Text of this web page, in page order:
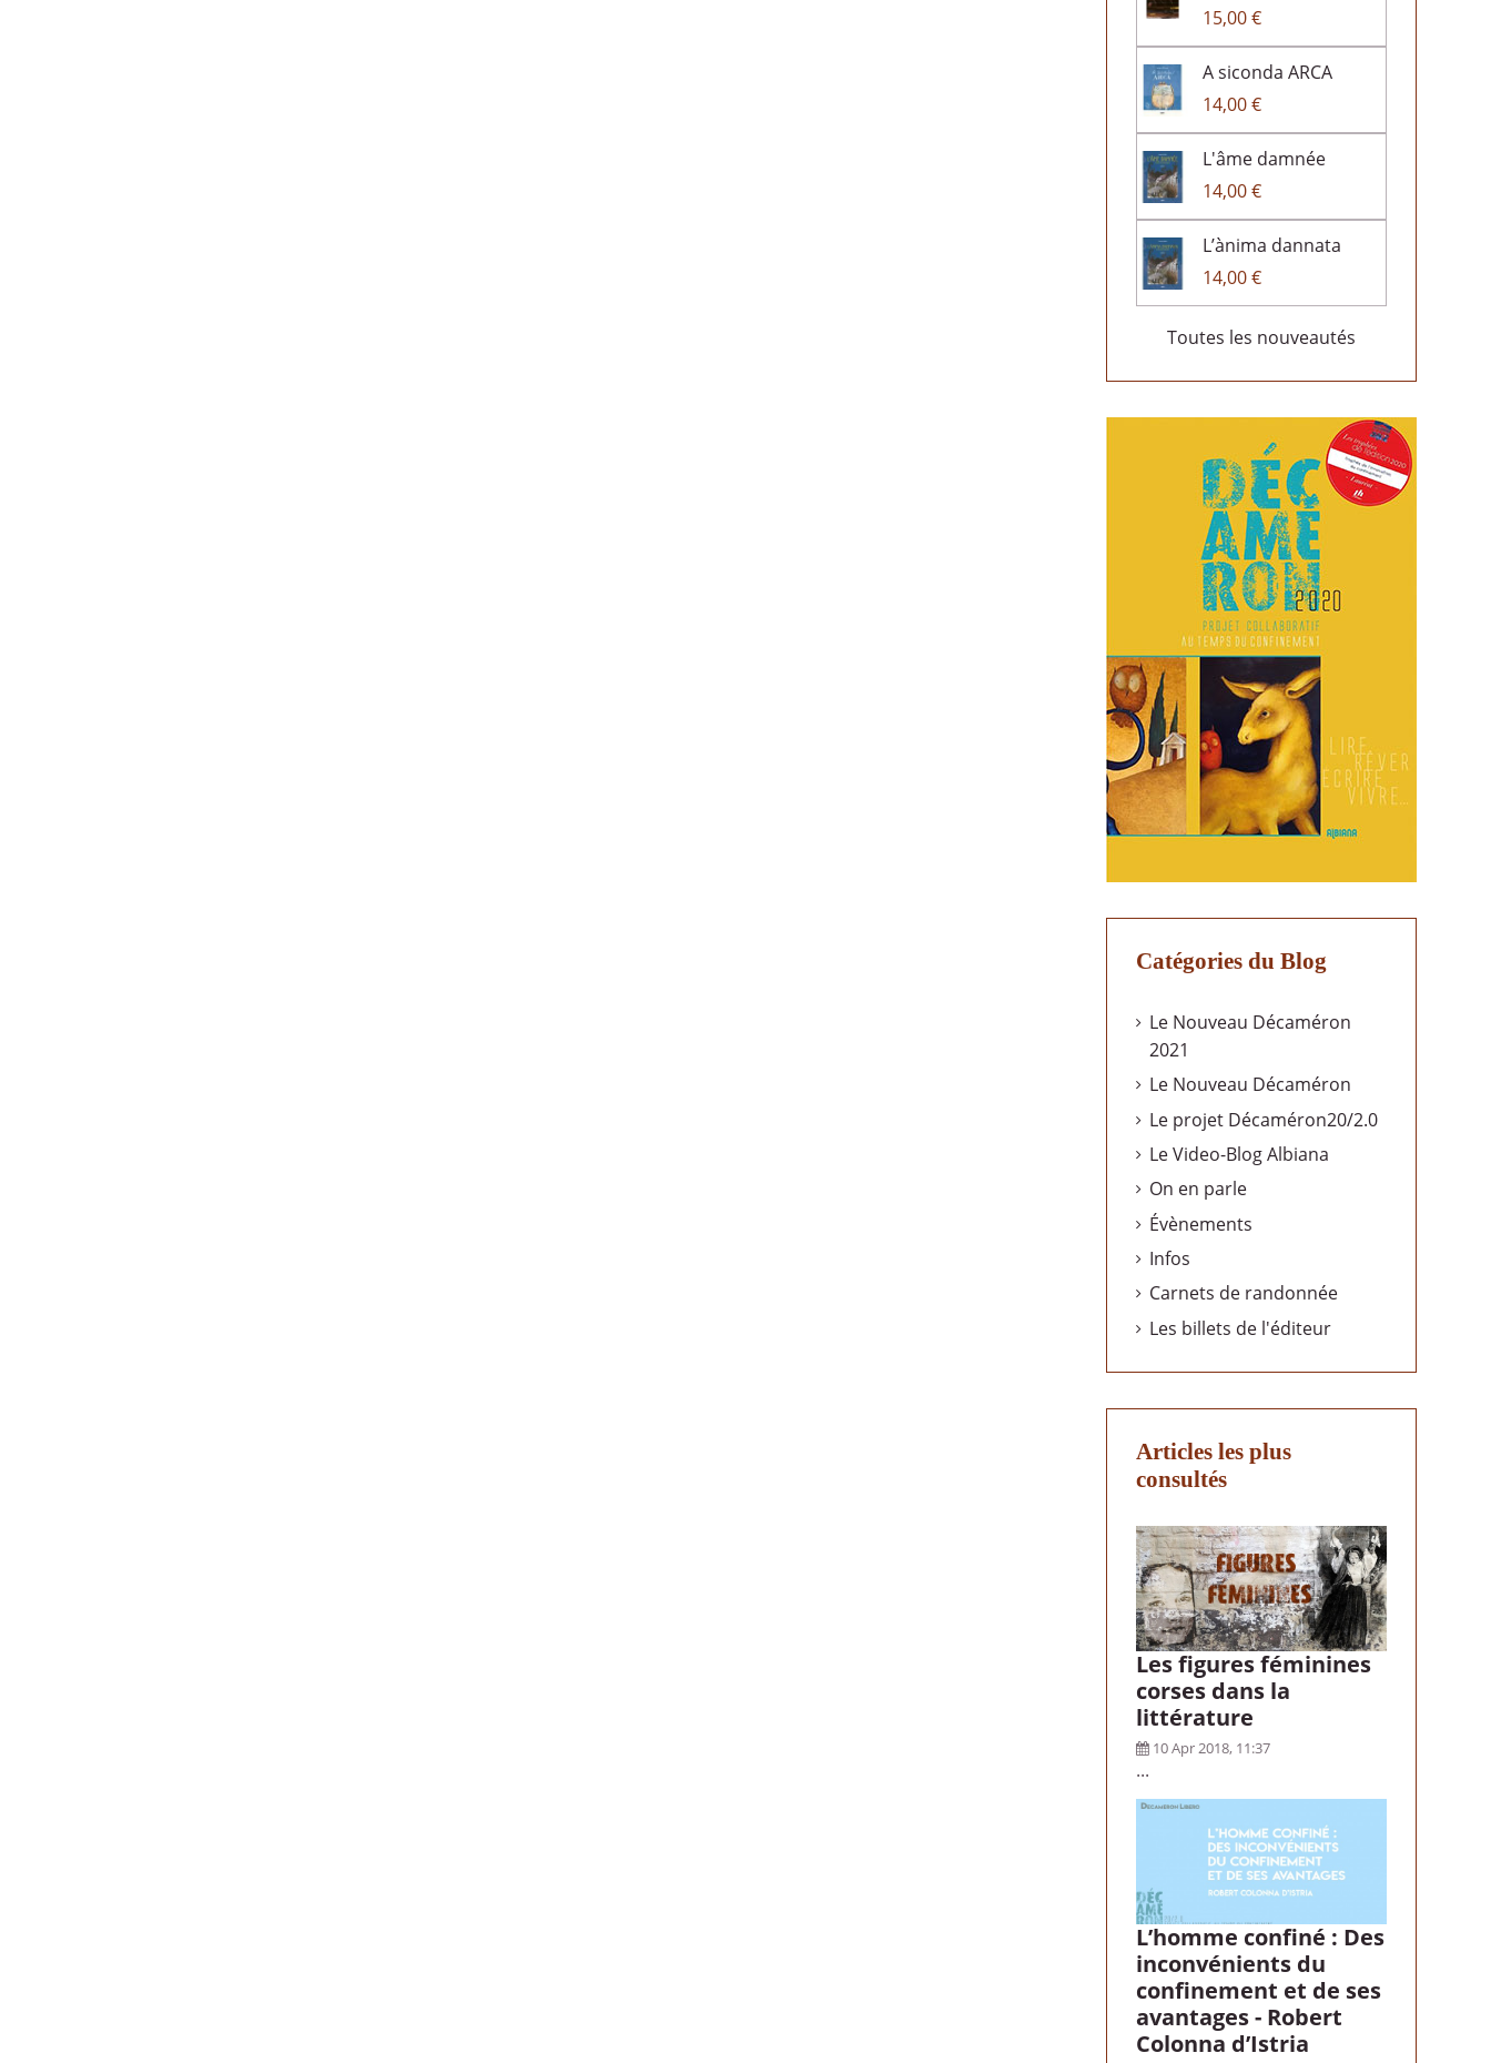
15,00 €
A siconda ARCA
14,00 €
L'âme damnée
14,00 €
L’ànima dannata
14,00 €
Toutes les nouveautés
Catégories du Blog
Le Nouveau Décaméron
2021
Le Nouveau Décaméron
Le projet Décaméron20/2.0
Le Video-Blog Albiana
On en parle
Évènements
Infos
Carnets de randonnée
Les billets de l'éditeur
Articles les plus
consultés
Les figures féminines
corses dans la
littérature
10 Apr 2018, 11:37
...
L’homme confiné : Des
inconvénients du
confinement et de ses
avantages - Robert
Colonna d’Istria